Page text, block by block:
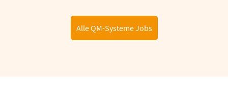
Alle QM-Systeme Jobs